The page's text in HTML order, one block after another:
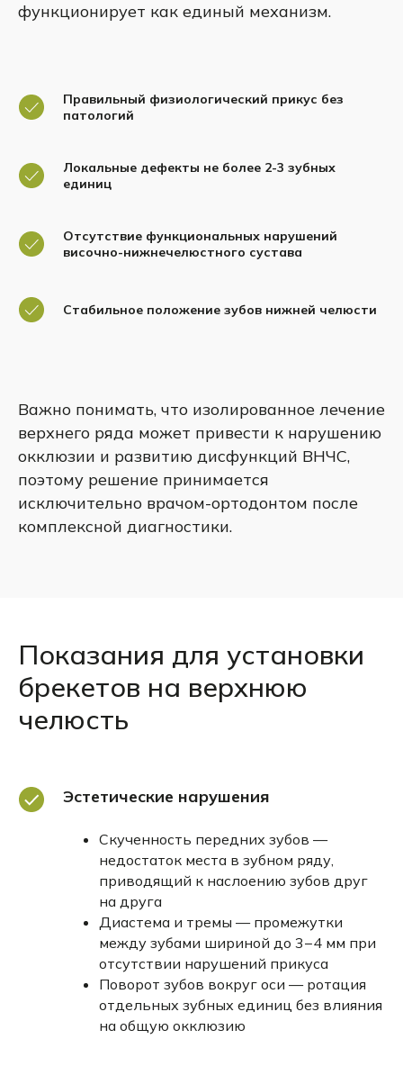
функционирует как единый механизм.
Правильный физиологический прикус без
патологий
Локальные дефекты не более 2-3 зубных
единиц
Отсутствие функциональных нарушений
височно-нижнечелюстного сустава
Стабильное положение зубов нижней челюсти
Важно понимать, что изолированное лечение
верхнего ряда может привести к нарушению
окклюзии и развитию дисфункций ВНЧС,
поэтому решение принимается
исключительно врачом-ортодонтом после
комплексной диагностики.
Показания для установки
брекетов на верхнюю
челюсть
Эстетические нарушения
Скученность передних зубов —
недостаток места в зубном ряду,
приводящий к наслоению зубов друг
на друга
Диастема и тремы — промежутки
между зубами шириной до 3−4 мм при
отсутствии нарушений прикуса
Поворот зубов вокруг оси — ротация
отдельных зубных единиц без влияния
на общую окклюзию